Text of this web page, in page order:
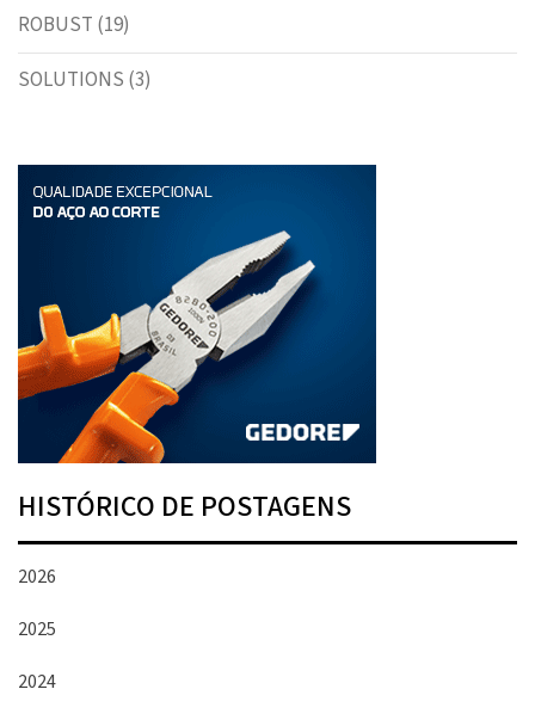
ROBUST (19)
SOLUTIONS (3)
HISTÓRICO DE POSTAGENS
2026
2025
2024